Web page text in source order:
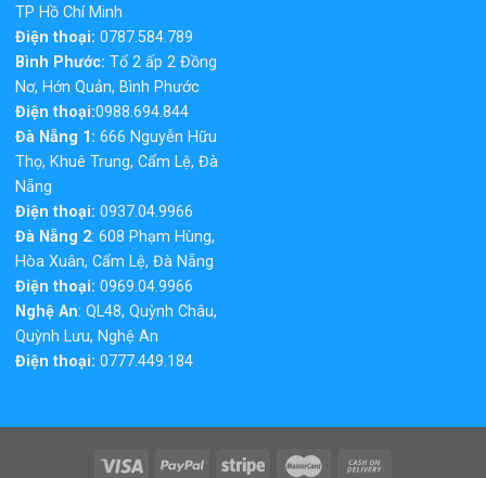
TP Hồ Chí Minh
Điện thoại: 0787.584.789
Bình Phước: Tổ 2 ấp 2 Đồng
Nơ, Hớn Quản, Bình Phước
Điện thoại:0988.694.844
Đà Nẵng 1: 666 Nguyễn Hữu
Thọ, Khuê Trung, Cẩm Lệ, Đà
Nẵng
Điện thoại: 0937.04.9966
Đà Nẵng 2: 608 Phạm Hùng,
Hòa Xuân, Cẩm Lệ, Đà Nẵng
Điện thoại: 0969.04.9966
Nghệ An: QL48, Quỳnh Châu,
Quỳnh Lưu, Nghệ An
Điện thoại: 0777.449.184